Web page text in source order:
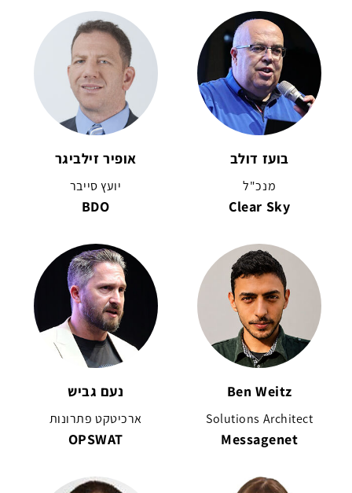
בועז דולב
מנכ"ל
Clear Sky
אופיר זילביגר
יועץ סייבר
BDO
Ben Weitz
Solutions Architect
Messagenet
נעם גביש
ארכיטקט פתרונות
OPSWAT